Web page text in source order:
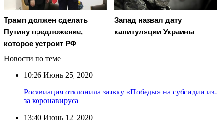
Трамп должен сделать
Путину предложение,
которое устроит РФ
Запад назвал дату
капитуляции Украины
Новости по теме
10:26 Июнь 25, 2020
Росавиация отклонила заявку «Победы» на субсидии из-
за коронавируса
13:40 Июнь 12, 2020